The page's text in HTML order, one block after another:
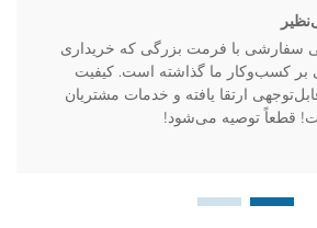
سفارشی با فرمت بزرگی که خریداری
بر کسب‌وکار ما گذاشته است. کیفیت
ارتقا یافته و خدمات مشتریان
قطعاً توصیه می‌شود!